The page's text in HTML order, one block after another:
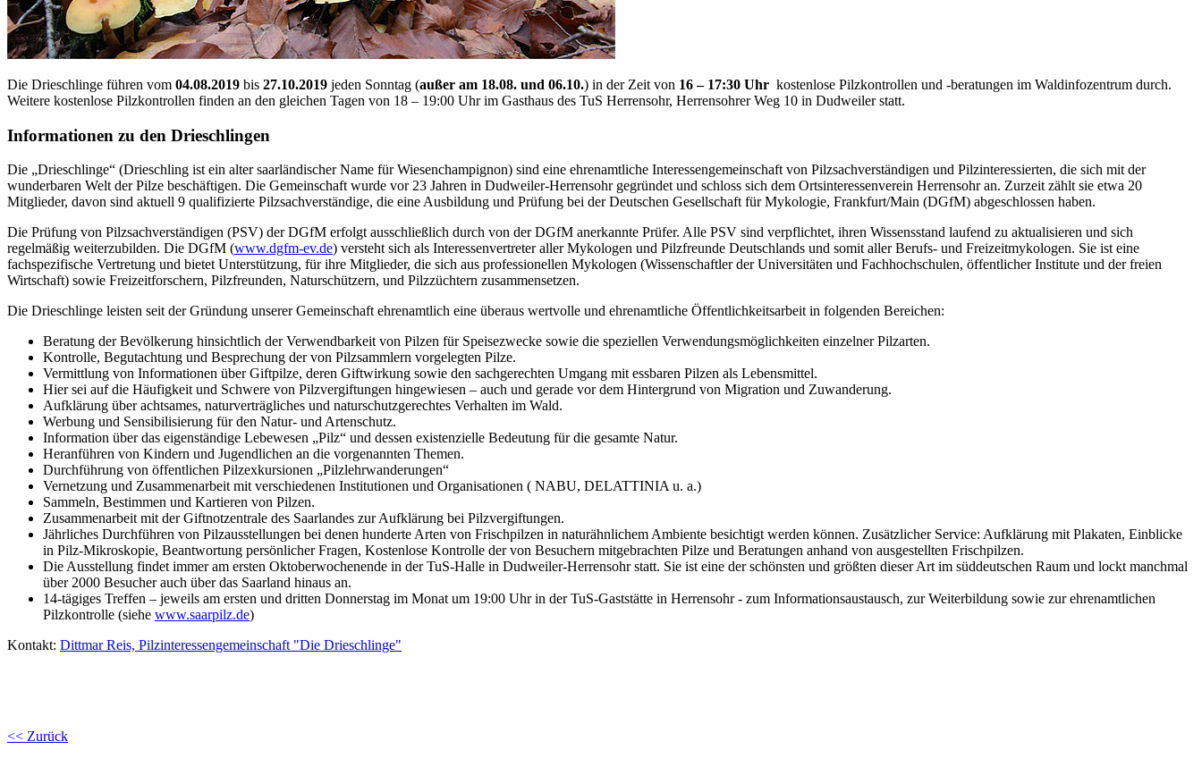
Die Drieschlinge führen vom 04.08.2019 bis 27.10.2019 jeden Sonntag (außer am 18.08. und 06.10.) in der Zeit von 16 – 17:30 Uhr kostenlose Pilzkontrollen und -beratungen im Waldinfozentrum durch.
Weitere kostenlose Pilzkontrollen finden an den gleichen Tagen von 18 – 19:00 Uhr im Gasthaus des TuS Herrensohr, Herrensohrer Weg 10 in Dudweiler statt.
Informationen zu den Drieschlingen
Die „Drieschlinge“ (Drieschling ist ein alter saarländischer Name für Wiesenchampignon) sind eine ehrenamtliche Interessengemeinschaft von Pilzsachverständigen und Pilzinteressierten, die sich mit der
wunderbaren Welt der Pilze beschäftigen. Die Gemeinschaft wurde vor 23 Jahren in Dudweiler-Herrensohr gegründet und schloss sich dem Ortsinteressenverein Herrensohr an. Zurzeit zählt sie etwa 20
Mitglieder, davon sind aktuell 9 qualifizierte Pilzsachverständige, die eine Ausbildung und Prüfung bei der Deutschen Gesellschaft für Mykologie, Frankfurt/Main (DGfM) abgeschlossen haben.
Die Prüfung von Pilzsachverständigen (PSV) der DGfM erfolgt ausschließlich durch von der DGfM anerkannte Prüfer. Alle PSV sind verpflichtet, ihren Wissensstand laufend zu aktualisieren und sich
regelmäßig weiterzubilden. Die DGfM (www.dgfm-ev.de) versteht sich als Interessenvertreter aller Mykologen und Pilzfreunde Deutschlands und somit aller Berufs- und Freizeitmykologen. Sie ist eine
fachspezifische Vertretung und bietet Unterstützung, für ihre Mitglieder, die sich aus professionellen Mykologen (Wissenschaftler der Universitäten und Fachhochschulen, öffentlicher Institute und der freien
Wirtschaft) sowie Freizeitforschern, Pilzfreunden, Naturschützern, und Pilzzüchtern zusammensetzen.
Die Drieschlinge leisten seit der Gründung unserer Gemeinschaft ehrenamtlich eine überaus wertvolle und ehrenamtliche Öffentlichkeitsarbeit in folgenden Bereichen:
Beratung der Bevölkerung hinsichtlich der Verwendbarkeit von Pilzen für Speisezwecke sowie die speziellen Verwendungsmöglichkeiten einzelner Pilzarten.
Kontrolle, Begutachtung und Besprechung der von Pilzsammlern vorgelegten Pilze.
Vermittlung von Informationen über Giftpilze, deren Giftwirkung sowie den sachgerechten Umgang mit essbaren Pilzen als Lebensmittel.
Hier sei auf die Häufigkeit und Schwere von Pilzvergiftungen hingewiesen – auch und gerade vor dem Hintergrund von Migration und Zuwanderung.
Aufklärung über achtsames, naturverträgliches und naturschutzgerechtes Verhalten im Wald.
Werbung und Sensibilisierung für den Natur- und Artenschutz.
Information über das eigenständige Lebewesen „Pilz“ und dessen existenzielle Bedeutung für die gesamte Natur.
Heranführen von Kindern und Jugendlichen an die vorgenannten Themen.
Durchführung von öffentlichen Pilzexkursionen „Pilzlehrwanderungen“
Vernetzung und Zusammenarbeit mit verschiedenen Institutionen und Organisationen ( NABU, DELATTINIA u. a.)
Sammeln, Bestimmen und Kartieren von Pilzen.
Zusammenarbeit mit der Giftnotzentrale des Saarlandes zur Aufklärung bei Pilzvergiftungen.
Jährliches Durchführen von Pilzausstellungen bei denen hunderte Arten von Frischpilzen in naturähnlichem Ambiente besichtigt werden können. Zusätzlicher Service: Aufklärung mit Plakaten, Einblicke
in Pilz-Mikroskopie, Beantwortung persönlicher Fragen, Kostenlose Kontrolle der von Besuchern mitgebrachten Pilze und Beratungen anhand von ausgestellten Frischpilzen.
Die Ausstellung findet immer am ersten Oktoberwochenende in der TuS-Halle in Dudweiler-Herrensohr statt. Sie ist eine der schönsten und größten dieser Art im süddeutschen Raum und lockt manchmal
über 2000 Besucher auch über das Saarland hinaus an.
14-tägiges Treffen – jeweils am ersten und dritten Donnerstag im Monat um 19:00 Uhr in der TuS-Gaststätte in Herrensohr - zum Informationsaustausch, zur Weiterbildung sowie zur ehrenamtlichen
Pilzkontrolle (siehe www.saarpilz.de)
Kontakt: Dittmar Reis, Pilzinteressengemeinschaft "Die Drieschlinge"
<< Zurück